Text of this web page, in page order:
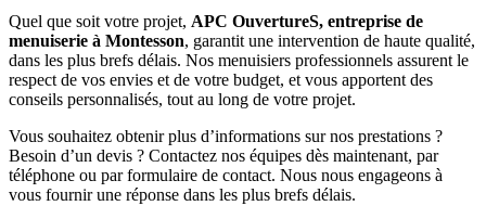
Quel que soit votre projet, APC OuvertureS, entreprise de
menuiserie à Montesson, garantit une intervention de haute qualité,
dans les plus brefs délais. Nos menuisiers professionnels assurent le
respect de vos envies et de votre budget, et vous apportent des
conseils personnalisés, tout au long de votre projet.
Vous souhaitez obtenir plus d’informations sur nos prestations ?
Besoin d’un devis ? Contactez nos équipes dès maintenant, par
téléphone ou par formulaire de contact. Nous nous engageons à
vous fournir une réponse dans les plus brefs délais.